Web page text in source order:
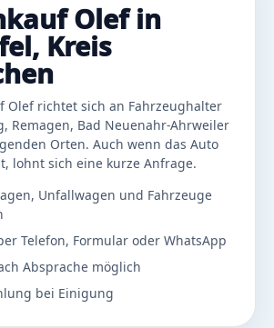
Olef in
Kreis
Olef richtet sich an Fahrzeughalter
Remagen, Bad Neuenahr-Ahrweiler
Orten. Auch wenn das Auto
lohnt sich eine kurze Anfrage.
Unfallwagen und Fahrzeuge
Telefon, Formular oder WhatsApp
Absprache möglich
bei Einigung